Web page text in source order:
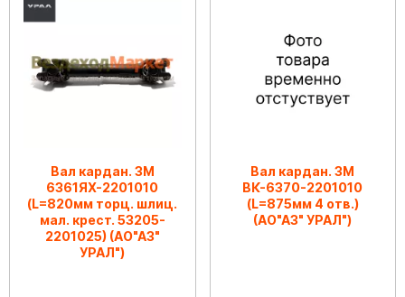
Вал кардан. ЗМ
6361ЯХ-2201010
(L=820мм торц. шлиц.
мал. крест. 53205-
2201025) (АО"АЗ"
УРАЛ")
Вал кардан. ЗМ
ВК-6370-2201010
(L=875мм 4 отв.)
(АО"АЗ" УРАЛ")